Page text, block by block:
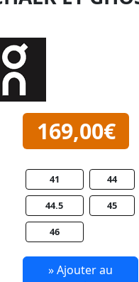
169,00€
41 44
44.5 45
46
» Ajouter au